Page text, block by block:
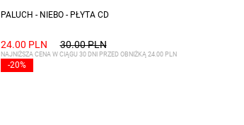
PALUCH - NIEBO - PŁYTA CD
24.00 PLN 30.00 PLN
-20%
NAJNIŻSZA CENA W CIĄGU 30 DNI PRZED OBNIŻKĄ 24.00 PLN